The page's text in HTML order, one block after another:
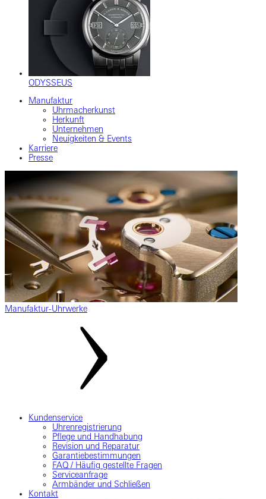
ODYSSEUS
Manufaktur
Uhrmacherkunst
Herkunft
Unternehmen
Neuigkeiten & Events
Karriere
Presse
Manufaktur-Uhrwerke
Kundenservice
Uhrenregistrierung
Pflege und Handhabung
Revision und Reparatur
Garantiebestimmungen
FAQ / Häufig gestellte Fragen
Serviceanfrage
Armbänder und Schließen
Kontakt